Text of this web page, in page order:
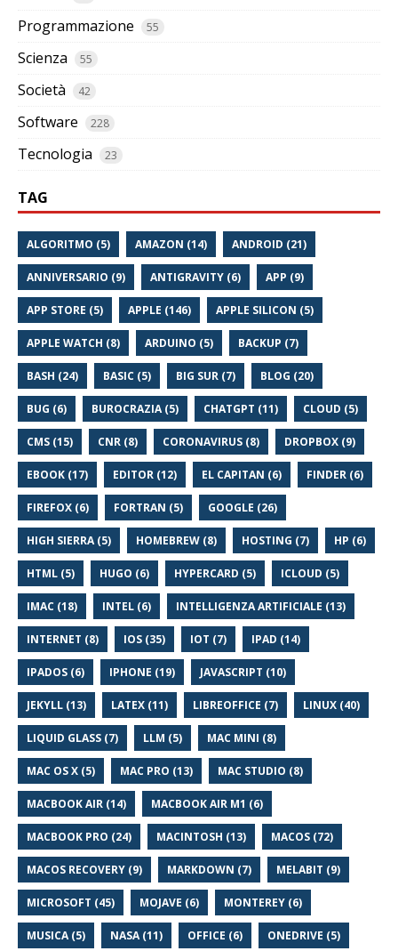
Programmazione 55
Scienza 55
Società 42
Software 228
Tecnologia 23
TAG
ALGORITMO (5) AMAZON (14) ANDROID (21)
ANNIVERSARIO (9) ANTIGRAVITY (6) APP (9)
APP STORE (5) APPLE (146) APPLE SILICON (5)
APPLE WATCH (8) ARDUINO (5) BACKUP (7)
BASH (24) BASIC (5) BIG SUR (7) BLOG (20)
BUG (6) BUROCRAZIA (5) CHATGPT (11) CLOUD (5)
CMS (15) CNR (8) CORONAVIRUS (8) DROPBOX (9)
EBOOK (17) EDITOR (12) EL CAPITAN (6) FINDER (6)
FIREFOX (6) FORTRAN (5) GOOGLE (26)
HIGH SIERRA (5) HOMEBREW (8) HOSTING (7) HP (6)
HTML (5) HUGO (6) HYPERCARD (5) ICLOUD (5)
IMAC (18) INTEL (6) INTELLIGENZA ARTIFICIALE (13)
INTERNET (8) IOS (35) IOT (7) IPAD (14)
IPADOS (6) IPHONE (19) JAVASCRIPT (10)
JEKYLL (13) LATEX (11) LIBREOFFICE (7) LINUX (40)
LIQUID GLASS (7) LLM (5) MAC MINI (8)
MAC OS X (5) MAC PRO (13) MAC STUDIO (8)
MACBOOK AIR (14) MACBOOK AIR M1 (6)
MACBOOK PRO (24) MACINTOSH (13) MACOS (72)
MACOS RECOVERY (9) MARKDOWN (7) MELABIT (9)
MICROSOFT (45) MOJAVE (6) MONTEREY (6)
MUSICA (5) NASA (11) OFFICE (6) ONEDRIVE (5)